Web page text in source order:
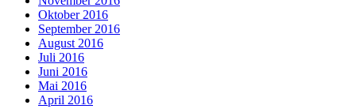
Oktober 2016
September 2016
August 2016
Juli 2016
Juni 2016
Mai 2016
April 2016